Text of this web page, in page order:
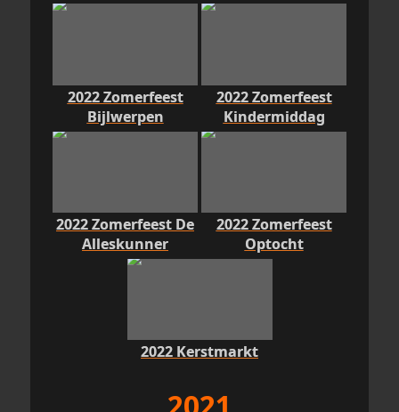
2022 Zomerfeest
Bijlwerpen
2022 Zomerfeest
Kindermiddag
2022 Zomerfeest De
Alleskunner
2022 Zomerfeest
Optocht
2022 Kerstmarkt